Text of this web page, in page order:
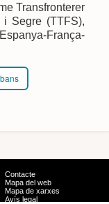
Transfronterer
Segre (TTFS),
França-
Contacte
Mapa del web
Mapa de xarxes
Avís legal